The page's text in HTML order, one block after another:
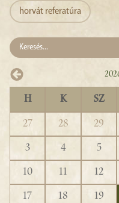
horvát referatúra
H K SZ
27 28 29
3
4 5
10
11 12
17
18 19